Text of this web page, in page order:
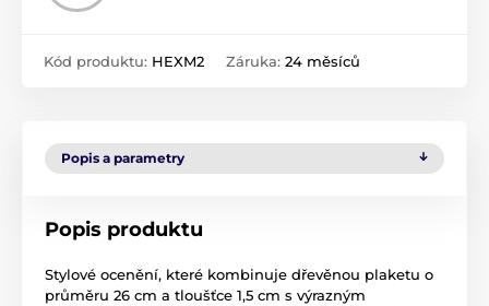
Kód produktu: HEXM2 Záruka: 24 měsíců
Popis a parametry
Popis produktu
Stylové ocenění, které kombinuje dřevěnou plaketu o
průměru 26 cm a tloušťce 1,5 cm s výrazným